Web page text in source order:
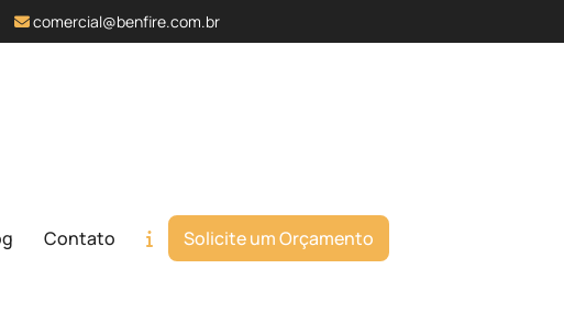
comercial@benfire.com.br
Contato Solicite um Orçamento
um Orçamento Chame no WhatsApp